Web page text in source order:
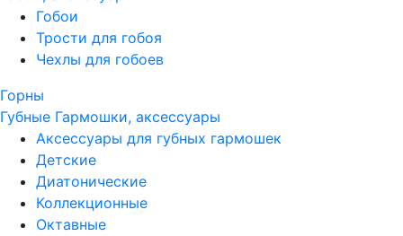
Гобои
Трости для гобоя
Чехлы для гобоев
Горны
Губные Гармошки, аксессуары
Аксессуары для губных гармошек
Детские
Диатонические
Коллекционные
Октавные